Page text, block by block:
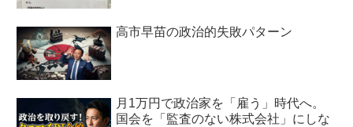
高市早苗の政治的失敗パターン
月1万円で政治家を「雇う」時代へ。
国会を「監査のない株式会社」にしな